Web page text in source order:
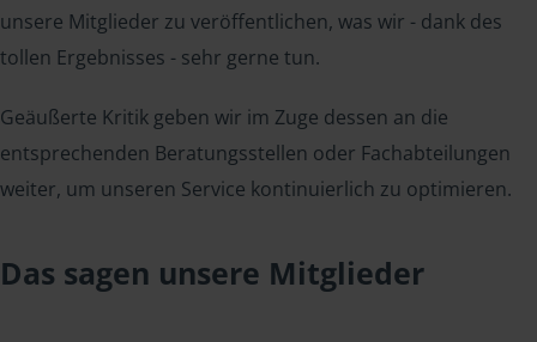
unsere Mitglieder zu veröffentlichen, was wir - dank des
tollen Ergebnisses - sehr gerne tun.
Geäußerte Kritik geben wir im Zuge dessen an die
entsprechenden Beratungsstellen oder Fachabteilungen
weiter, um unseren Service kontinuierlich zu optimieren.
Das sagen unsere Mitglieder